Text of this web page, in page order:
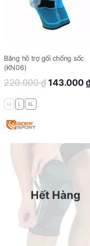
Băng hỗ trợ gối chống sốc
(KN06)
220.000₫ Original
143.000
M L XL
Hết Hàng